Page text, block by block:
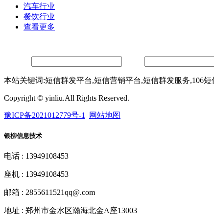
汽车行业
餐饮行业
查看更多
本站关键词:短信群发平台,短信营销平台,短信群发服务,106
Copyright © yinliu.All Rights Reserved.
豫ICP备2021012779号-1 网站地图
银柳信息技术
电话 : 13949108453
座机 : 13949108453
邮箱 : 2855611521qq@.com
地址 : 郑州市金水区瀚海北金A座13003